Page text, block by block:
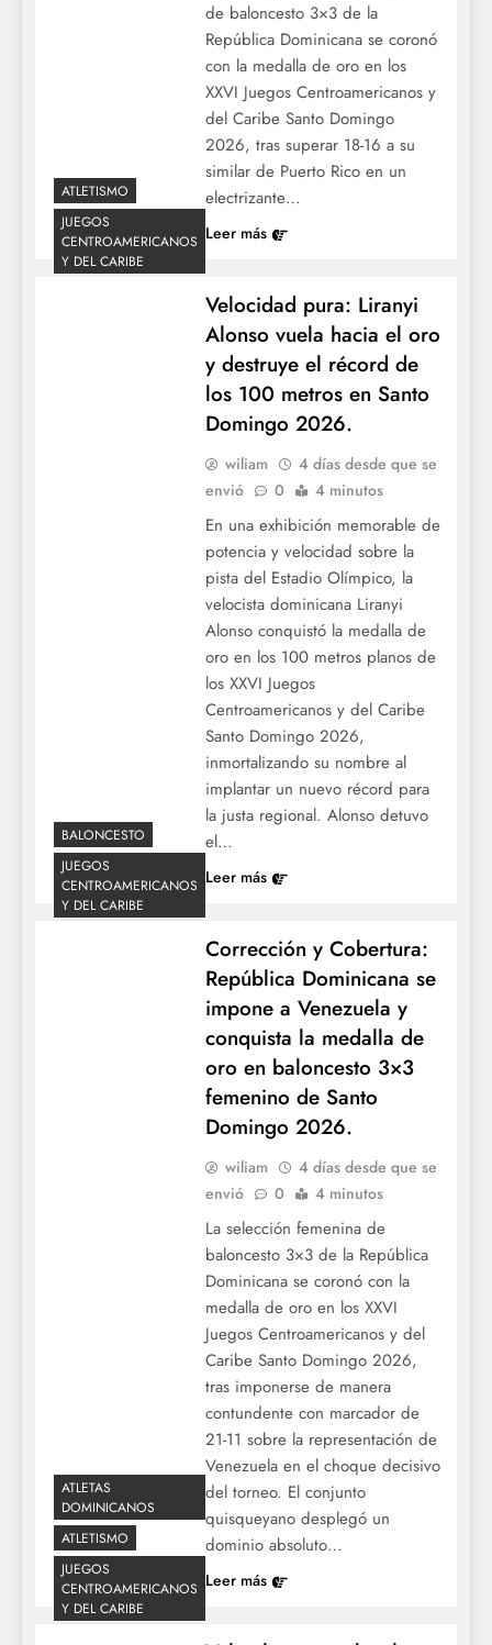
del Caribe 2027.
Vigente a los 41: El capitán Emilio
Bonifacio disipa los rumores de retiro y
defiende su autonomía en el terreno.
Rumbo a la temporada 2026-2027: Tigres
del Licey anuncian precios de abonos para
la serie regular con incentivos de
Sandy Alcántara hace historia en Miami:
Rompe el récord de ponches de la
franquicia y alcanza los 1,002 con los
de baloncesto 3×3 de la
República Dominicana se coronó
con la medalla de oro en los
XXVI Juegos Centroamericanos y
del Caribe Santo Domingo
2026, tras superar 18-16 a su
similar de Puerto Rico en un
electrizante…
Leer más
ATLETISMO
JUEGOS
CENTROAMERICANOS
Y DEL CARIBE
Velocidad pura: Liranyi
Alonso vuela hacia el oro
y destruye el récord de
los 100 metros en Santo
Domingo 2026.
wiliam
4 días desde que se
envió
0 4 minutos
En una exhibición memorable de
potencia y velocidad sobre la
pista del Estadio Olímpico, la
velocista dominicana Liranyi
Alonso conquistó la medalla de
oro en los 100 metros planos de
los XXVI Juegos
Centroamericanos y del Caribe
Santo Domingo 2026,
inmortalizando su nombre al
implantar un nuevo récord para
la justa regional. Alonso detuvo
el…
Leer más
BALONCESTO
JUEGOS
CENTROAMERICANOS
Y DEL CARIBE
Corrección y Cobertura:
República Dominicana se
impone a Venezuela y
conquista la medalla de
oro en baloncesto 3×3
femenino de Santo
Domingo 2026.
wiliam
4 días desde que se
envió
0 4 minutos
La selección femenina de
baloncesto 3×3 de la República
Dominicana se coronó con la
medalla de oro en los XXVI
Juegos Centroamericanos y del
Caribe Santo Domingo 2026,
tras imponerse de manera
contundente con marcador de
21-11 sobre la representación de
Venezuela en el choque decisivo
del torneo. El conjunto
quisqueyano desplegó un
dominio absoluto…
Leer más
ATLETAS
DOMINICANOS
ATLETISMO
JUEGOS
CENTROAMERICANOS
Y DEL CARIBE